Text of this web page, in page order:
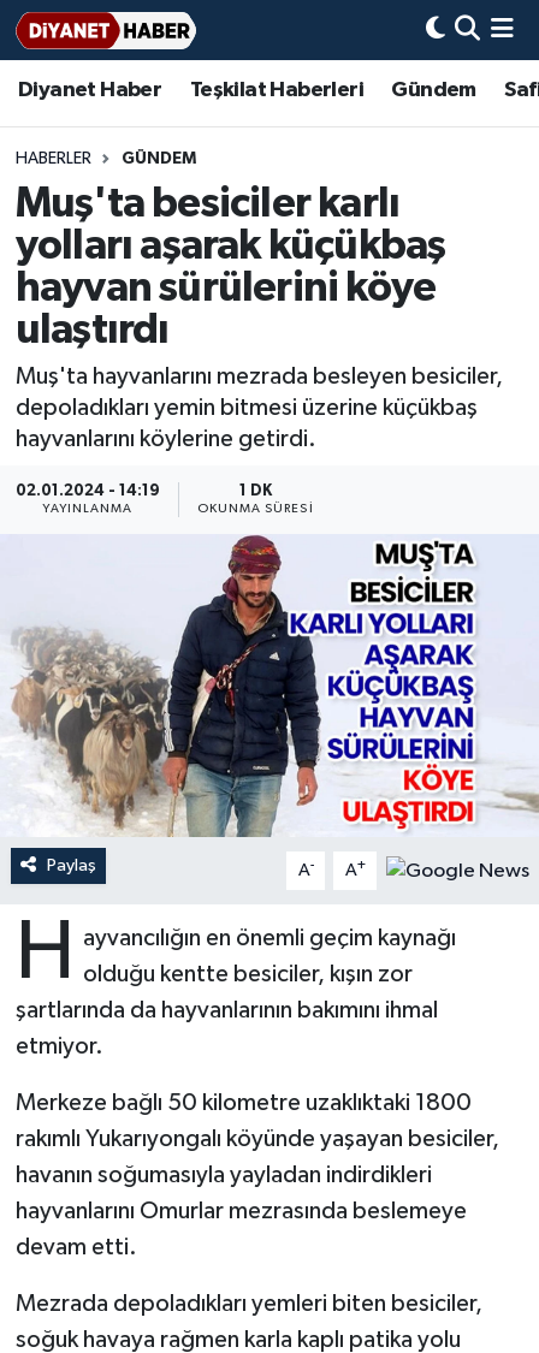
Diyanet Haber Teşkilat Haberleri Gündem
HABERLER GÜNDEM
Muş'ta besiciler karlı
yolları aşarak küçükbaş
hayvan sürülerini köye
ulaştırdı
Muş'ta hayvanlarını mezrada besleyen besiciler,
depoladıkları yemin bitmesi üzerine küçükbaş
hayvanlarını köylerine getirdi.
02.01.2024 - 14:19
YAYINLANMA
1 DK
OKUNMA SÜRESI
Paylaş A- A+
H
ayvancılığın en önemli geçim kaynağı
olduğu kentte besiciler, kışın zor
şartlarında da hayvanlarının bakımını ihmal
etmiyor.
Merkeze bağlı 50 kilometre uzaklıktaki 1800
rakımlı Yukarıyongalı köyünde yaşayan besiciler,
havanın soğumasıyla yayladan indirdikleri
hayvanlarını Omurlar mezrasında beslemeye
devam etti.
Mezrada depoladıkları yemleri biten besiciler,
soğuk havaya rağmen karla kaplı patika yolu
Diyanet Haber
Teşkilat Haberleri
Adana Müftülüğü
Adıyaman Müftülüğü
Afyonkarahisar Müftülüğü
Ağrı Müftülüğü
Aksaray Müftülüğü
Amasya Müftülüğü
Antalya Müftülüğü
Ardahan Müftülüğü
Artvin Müftülüğü
Aydın Müftülüğü
Balıkesir Müftülüğü
Bartın Müftülüğü
Batman Müftülüğü
Bayburt Müftülüğü
Bilecik Müftülüğü
Bitlis Müftülüğü
Burdur Müftülüğü
Bursa Müftülüğü
Gündem
#Keşfet
Bir Ayet
Bir Hikaye
Biyografiler
Dini kavramlar
Diyanet Bilgi
Diyanet Takvimi
Hadislerle İslam
Kurban
Mukabele
Peygamberimizin Hayatı
Ramazan
Sahabeler
Zekat
Basında Bugün
DİYANET eKİTAP
Aile Dergisi
Aylık Dergi
DİYANET AKADEMİ
DİYANET GENÇLİK
DİYANET RADYO/TV
DEPREM
Dünya
Eğitim
İmam Hatip Okulları
Kültür-Sanat
Sağlık
Başmakale
Ekonomi
Duyurular
Hadis-i Şerifler
Hayat Okumaları
Nöbetçi Eczaneler
Hava Durumu
Ankara Namaz Vakitleri
Trafik Durumu
Süper Lig Puan Durumu ve Fikstür
Tüm Manşetler
Haber Arşivi